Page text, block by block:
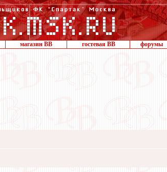
магазин ВВ гостевая ВВ форумы